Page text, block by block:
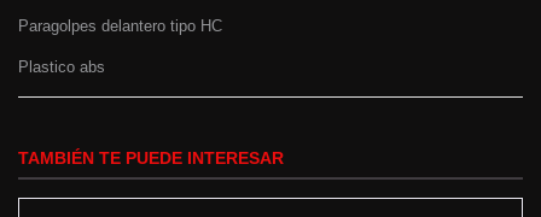
Paragolpes delantero tipo HC
Plastico abs
TAMBIÉN TE PUEDE INTERESAR